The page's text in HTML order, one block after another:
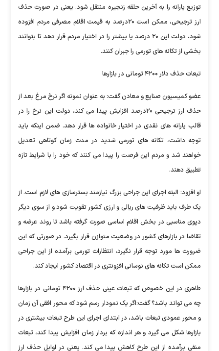
توزیع یارانه را به آخرین حلقه زنجیره منتقل شود. یعنی در صورت حذف
ارز ترجیحی، ممکن است ۲۰درصد به قیمت اقلام مصرفی مردم افزوده
شود، دولت این ۲۰ درصد یا بیشتر را در اختیار مردم قرار دهد تا بتوانند
بخشی از تکانه های تورمی را جبران کنند.
تبعات حذف دلار ۴۲۰۰ تومانی در بازارها
عضو کمیسیون صنایع و معادن گفت: به عنوان نمونه اگر نرخ مرغ بعد از
حذف ارز ترجیحی ۲۰درصد افزایش پیدا می کند، دولت این نرخ را در
قالب یارانه های نقدی در اختیار خانواده ها قرار دهد. ضمن اینکه باید
توجه داشت، تکانه های تورمی شدید در مدت زمان کوتاهی تعدیل
خواهند شد و مردم این فرصت را پیدا می کنند که خود را با شرایط تازه
تطبیق دهند.
او افزود: البته اجرای این جراحی بزرگ نیازمند بسترسازی های لازم است. از
یک طرف باید ظرفیت های ریالی و ارزی کشور تقویت شود و از سوی دیگر
دپوی مناسبی در بخش اقلام اساسی صورت گرفته باشد تا روند عرضه و
تقاضا در بازارهای کشور در وضعیت متوازن قرار بگیرد. در صورتی که این
ضرورت ها مورد توجه قرار نگیرد، انتظارات تورمی برآمده از این جراحی
ممکن است تکانه های نوسانی افزونتری در اقتصاد کشور ایجاد کند.
طاهری در این خصوص که تبعات عینی حذف ارز ۴۲۰۰ تومانی در بازارها
چه می تواند باشد؟ گفت:اگر یک نمودار رسم شود که محور افقی آن زمان
و محور عمودی تبعات باشد، در ابتدای اجرای این طرح تبعات بیشتری در
بازارها شکل می گیرد و هر اندازه که بردار زمان افزایش پیدا کند، تبعات
منفی برآمده از این طرح کاهش پیدا می کند. یعنی در اوایل حذف ارز